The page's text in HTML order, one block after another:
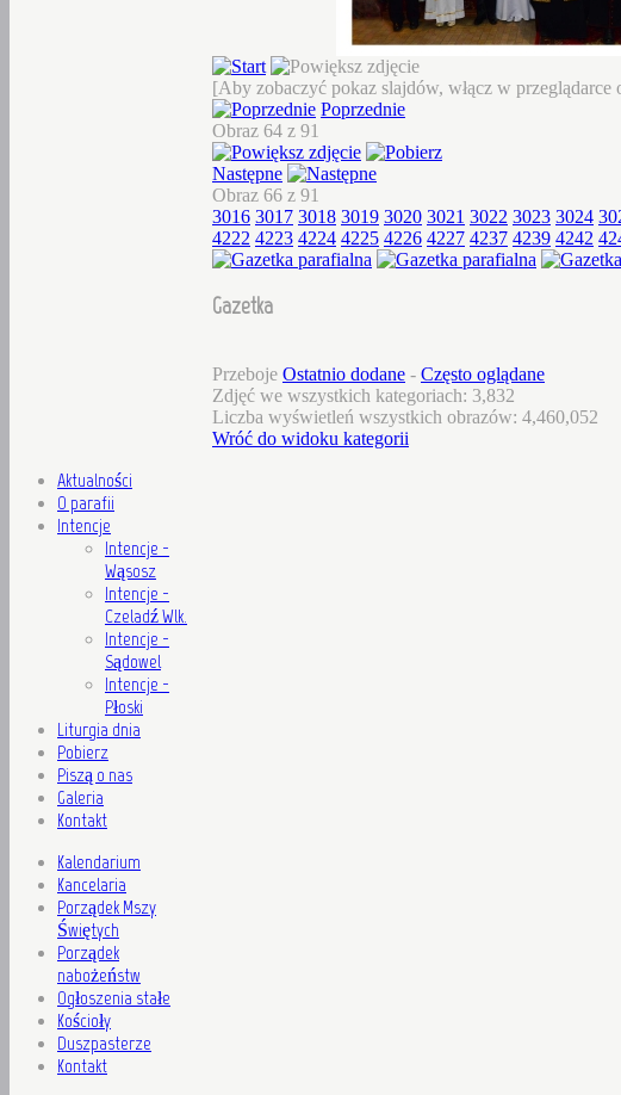
[Aby zobaczyć pokaz slajdów, włącz w przeglądarce
Poprzednie
Obraz 64 z 91
Następne
Obraz 66 z 91
3016 3017 3018 3019 3020 3021 3022 3023 3024
4222 4223 4224 4225 4226 4227 4237 4239 4242
Gazetka
Przeboje Ostatnio dodane - Często oglądane
Zdjęć we wszystkich kategoriach: 3,832
Liczba wyświetleń wszystkich obrazów: 4,460,052
Wróć do widoku kategorii
Aktualności
O parafii
Intencje
Intencje -
Wąsosz
Intencje -
Czeladź Wlk.
Intencje -
Sądowel
Intencje -
Płoski
Liturgia dnia
Pobierz
Piszą o nas
Galeria
Kontakt
Kalendarium
Kancelaria
Porządek Mszy
Świętych
Porządek
nabożeństw
Ogłoszenia stałe
Kościoły
Duszpasterze
Kontakt